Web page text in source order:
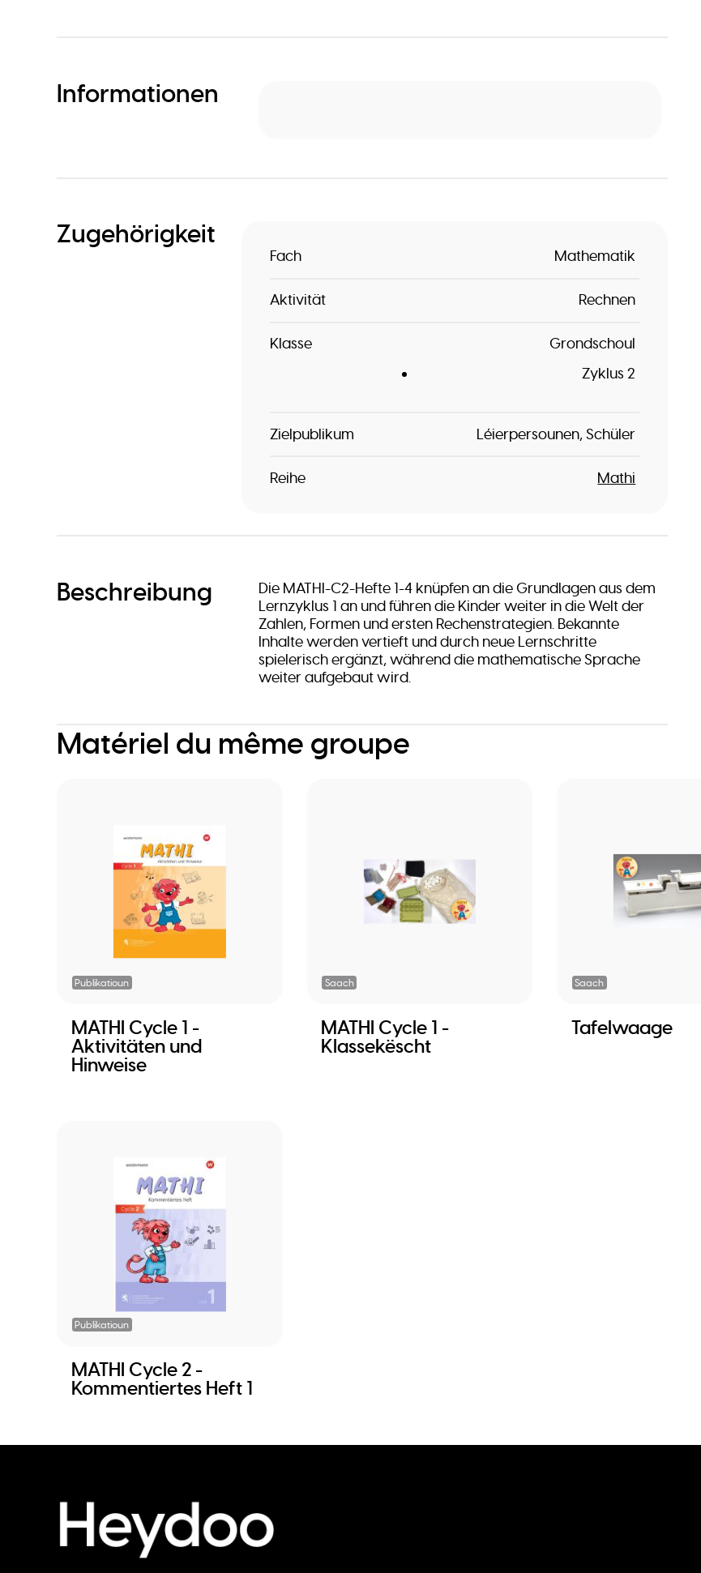
Informationen
Zugehörigkeit
Fach Mathematik
Aktivität Rechnen
Klasse
Grondschoul
Zyklus 2
Zielpublikum Léierpersounen Schüler
Reihe Mathi
Beschreibung
Die MATHI-C2-Hefte 1-4 knüpfen an die Grundlagen aus dem
Lernzyklus 1 an und führen die Kinder weiter in die Welt der
Zahlen, Formen und ersten Rechenstrategien. Bekannte
Inhalte werden vertieft und durch neue Lernschritte
spielerisch ergänzt, während die mathematische Sprache
weiter aufgebaut wird.
Matériel du même groupe
Publikatioun
MATHI Cycle 1 -
Aktivitäten und
Hinweise
Saach
MATHI Cycle 1 -
Klassekëscht
Saach
Tafelwaage
Publikatioun
MATHI Cycle 2 -
Kommentiertes Heft 1